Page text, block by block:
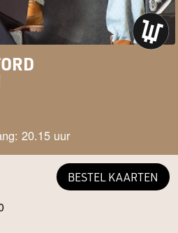
20.15 uur
BESTEL KAARTEN